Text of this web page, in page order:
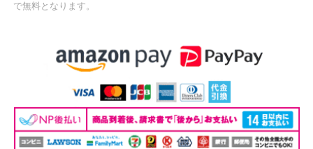
で無料となります。